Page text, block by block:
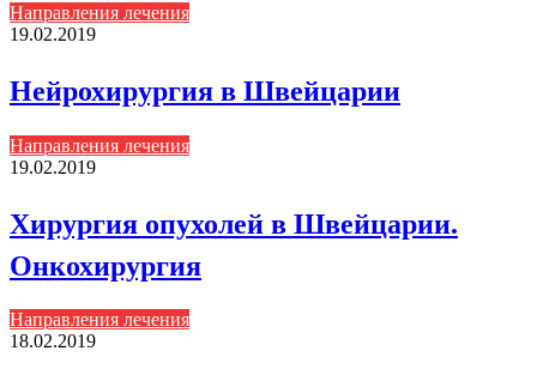
Направления лечения
19.02.2019
Нейрохирургия в Швейцарии
Направления лечения
19.02.2019
Хирургия опухолей в Швейцарии.
Онкохирургия
Направления лечения
18.02.2019